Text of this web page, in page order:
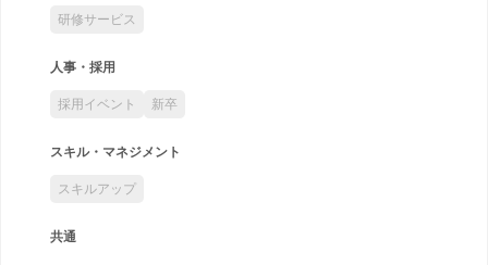
研修サービス
人事・採用
採用イベント 新卒
スキル・マネジメント
スキルアップ
共通